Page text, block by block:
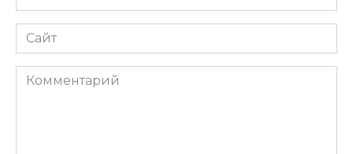
*
Сайт
Комментарий